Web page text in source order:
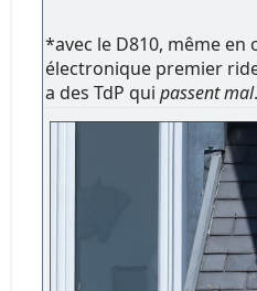
*avec le D810, même
électronique premier
a des TdP quipassent mal